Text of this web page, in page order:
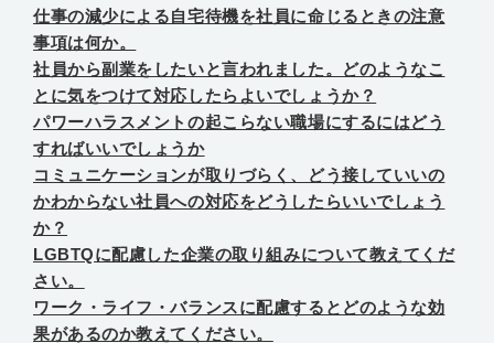
仕事の減少による自宅待機を社員に命じるときの注意
事項は何か。
社員から副業をしたいと言われました。どのようなこ
とに気をつけて対応したらよいでしょうか？
パワーハラスメントの起こらない職場にするにはどう
すればいいでしょうか
コミュニケーションが取りづらく、どう接していいの
かわからない社員への対応をどうしたらいいでしょう
か？
LGBTQに配慮した企業の取り組みについて教えてくだ
さい。
ワーク・ライフ・バランスに配慮するとどのような効
果があるのか教えてください。